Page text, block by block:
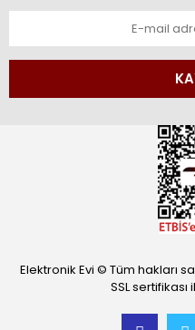
Elektronik Evi © Tüm hakları
SSL